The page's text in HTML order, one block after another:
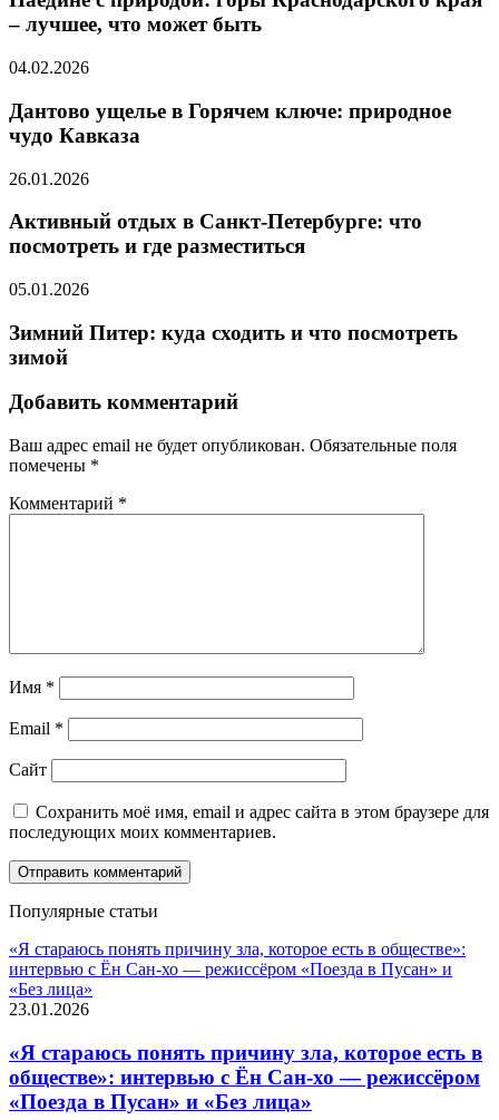
– лучшее, что может быть
04.02.2026
Дантово ущелье в Горячем ключе: природное
чудо Кавказа
26.01.2026
Активный отдых в Санкт-Петербурге: что
посмотреть и где разместиться
05.01.2026
Зимний Питер: куда сходить и что посмотреть
зимой
Добавить комментарий
Ваш адрес email не будет опубликован. Обязательные поля
помечены *
Комментарий *
Имя *
Email *
Сайт
Сохранить моё имя, email и адрес сайта в этом браузере для
последующих моих комментариев.
Популярные статьи
«Я стараюсь понять причину зла, которое есть в обществе»:
интервью с Ён Сан-хо — режиссёром «Поезда в Пусан» и
«Без лица»
23.01.2026
«Я стараюсь понять причину зла, которое есть в
обществе»: интервью с Ён Сан-хо — режиссёром
«Поезда в Пусан» и «Без лица»